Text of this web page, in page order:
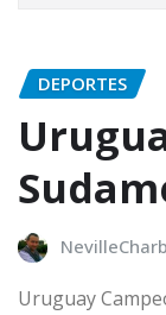
DEPORTES
Uruguay